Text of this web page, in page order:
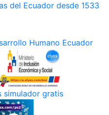
del Ecuador desde 1533
Humano Ecuador
simulador gratis